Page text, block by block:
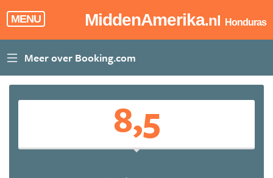
MENU MiddenAmerika.nl Honduras
8,5